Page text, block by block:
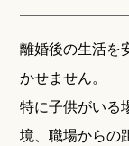
離婚後の生活を
かせません。
特に子供がいる
境、職場からの